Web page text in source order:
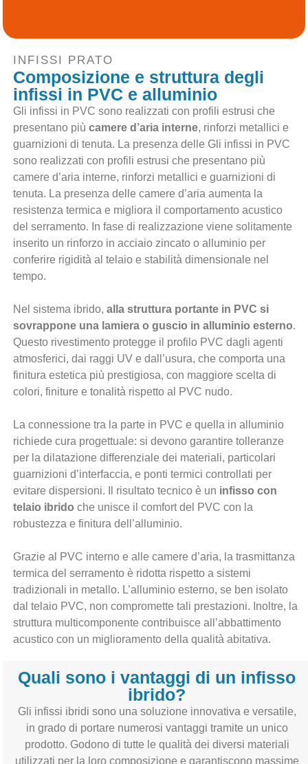
INFISSI PRATO
Composizione e struttura degli
infissi in PVC e alluminio
Gli infissi in PVC sono realizzati con profili estrusi che
presentano più camere d’aria interne, rinforzi metallici e
guarnizioni di tenuta. La presenza delle Gli infissi in PVC
sono realizzati con profili estrusi che presentano più
camere d’aria interne, rinforzi metallici e guarnizioni di
tenuta. La presenza delle camere d’aria aumenta la
resistenza termica e migliora il comportamento acustico
del serramento. In fase di realizzazione viene solitamente
inserito un rinforzo in acciaio zincato o alluminio per
conferire rigidità al telaio e stabilità dimensionale nel
tempo.
Nel sistema ibrido, alla struttura portante in PVC si
sovrappone una lamiera o guscio in alluminio esterno.
Questo rivestimento protegge il profilo PVC dagli agenti
atmosferici, dai raggi UV e dall’usura, che comporta una
finitura estetica più prestigiosa, con maggiore scelta di
colori, finiture e tonalità rispetto al PVC nudo.
La connessione tra la parte in PVC e quella in alluminio
richiede cura progettuale: si devono garantire tolleranze
per la dilatazione differenziale dei materiali, particolari
guarnizioni d’interfaccia, e ponti termici controllati per
evitare dispersioni. Il risultato tecnico è un infisso con
telaio ibrido che unisce il comfort del PVC con la
robustezza e finitura dell’alluminio.
Grazie al PVC interno e alle camere d’aria, la trasmittanza
termica del serramento è ridotta rispetto a sistemi
tradizionali in metallo. L’alluminio esterno, se ben isolato
dal telaio PVC, non compromette tali prestazioni. Inoltre, la
struttura multicomponente contribuisce all’abbattimento
acustico con un miglioramento della qualità abitativa.
Quali sono i vantaggi di un infisso
ibrido?
Gli infissi ibridi sono una soluzione innovativa e versatile,
in grado di portare numerosi vantaggi tramite un unico
prodotto. Godono di tutte le qualità dei diversi materiali
utilizzati per la loro composizione e garantiscono massime